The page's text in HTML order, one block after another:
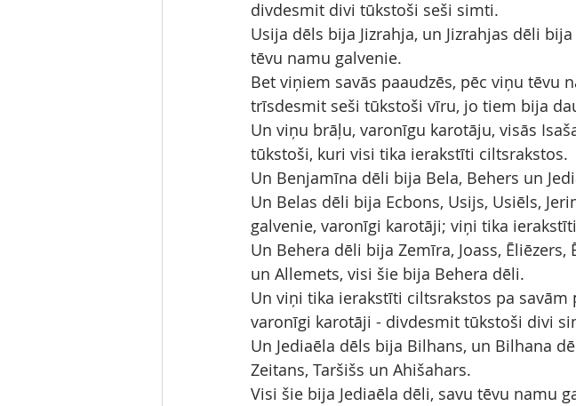
divdesmit divi tūkstoši seši simti.
Usija dēls bija Jizrahja, un Jizrahjas dēli
tēvu namu galvenie.
Bet viņiem savās paaudzēs, pēc viņu tēvu
trīsdesmit seši tūkstoši vīru, jo tiem bija
Un viņu brāļu, varonīgu karotāju, visās
tūkstoši, kuri visi tika ierakstīti ciltsrakstos.
Un Benjamīna dēli bija Bela, Behers un
Un Belas dēli bija Ecbons, Usijs, Usiēls,
galvenie, varonīgi karotāji; viņi tika
Un Behera dēli bija Zemīra, Joass,
un Allemets, visi šie bija Behera dēli.
Un viņi tika ierakstīti ciltsrakstos pa savām
varonīgi karotāji - divdesmit tūkstoši divi
Un Jediaēla dēls bija Bilhans, un Bilhana
Zeitans, Taršišs un Ahišahars.
Visi šie bija Jediaēla dēli, savu tēvu namu